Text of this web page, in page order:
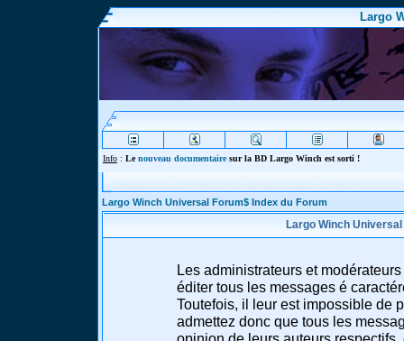
Largo
Info : Lenouveau documentairesur la BD Largo Winch est sorti !
Largo Winch Universal Forum$ Index du Forum
Largo Winch
Les administrateurs et
éditer tous les messages é
Toutefois, il leur est impossible de
admettez donc que tous les